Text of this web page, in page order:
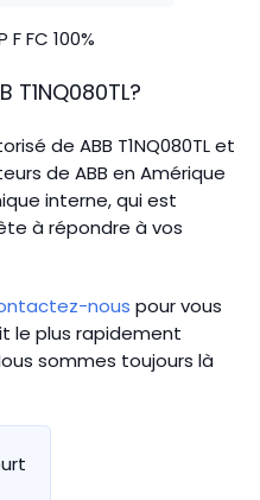
F FC 100%
T1NQ080TL?
de ABB T1NQ080TL et
de ABB en Amérique
interne, qui est
à répondre à vos
nous pour vous
le plus rapidement
sommes toujours là